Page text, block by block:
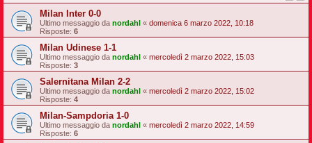
Milan Inter 0-0
Ultimo messaggio da nordahl « domenica 6 marzo 2022, 10:18
Risposte: 6
Milan Udinese 1-1
Ultimo messaggio da nordahl « mercoledì 2 marzo 2022, 15:03
Risposte: 3
Salernitana Milan 2-2
Ultimo messaggio da nordahl « mercoledì 2 marzo 2022, 15:02
Risposte: 4
Milan-Sampdoria 1-0
Ultimo messaggio da nordahl « mercoledì 2 marzo 2022, 14:59
Risposte: 6